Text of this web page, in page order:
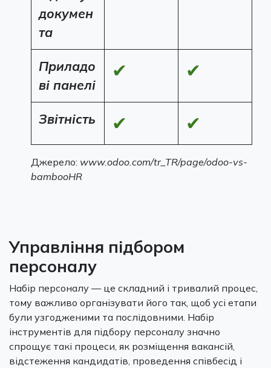
докумен
та
Приладо
ві панелі
✔ ✔
Звітність ✔ ✔
Джерело: www.odoo.com/tr_TR/page/odoo-vs-
bambooHR
Управління підбором
персоналу
Набір персоналу — це складний і тривалий процес,
тому важливо організувати його так, щоб усі етапи
були узгодженими та послідовними. Набір
інструментів для підбору персоналу значно
спрощує такі процеси, як розміщення вакансій,
відстеження кандидатів, проведення співбесід і